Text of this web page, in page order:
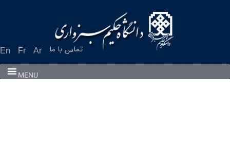
En Fr Ar تماس با ما
MENU